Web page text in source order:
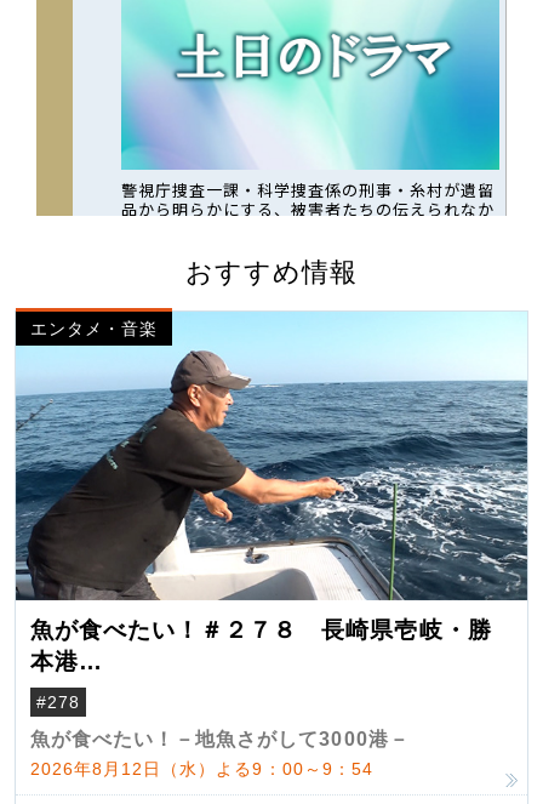
おすすめ情報
エンタメ・音楽
魚が食べたい！＃２７８ 長崎県壱岐・勝
本港
（クロマグロ）
#278
魚が食べたい！－地魚さがして3000港－
2026年8月12日（水）よる9：00～9：54